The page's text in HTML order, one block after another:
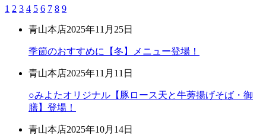
1 2 3 4 5 6 7 8 9
青山本店2025年11月25日
季節のおすすめに【冬】メニュー登場！
青山本店2025年11月11日
○みよたオリジナル【豚ロース天と牛蒡揚げそば・御
膳】登場！
青山本店2025年10月14日